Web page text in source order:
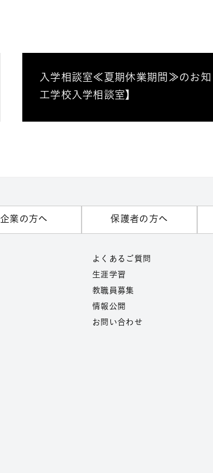
入学相談室≪夏期休業期間≫のお知
工学校入学相談室】
企業の方へ 保護者の方へ
よくあるご質問
生涯学習
教職員募集
情報公開
お問い合わせ